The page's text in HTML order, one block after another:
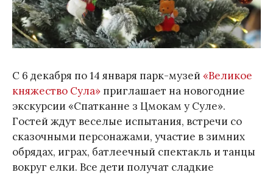
С 6 декабря по 14 января парк-музей «Великое
княжество Сула» приглашает на новогодние
экскурсии «Спатканне з Цмокам у Суле».
Гостей ждут веселые испытания, встречи со
сказочными персонажами, участие в зимних
обрядах, играх, батлеечный спектакль и танцы
вокруг елки. Все дети получат сладкие